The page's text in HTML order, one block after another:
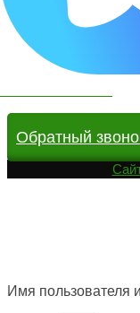
Обратный
Имя пользователя